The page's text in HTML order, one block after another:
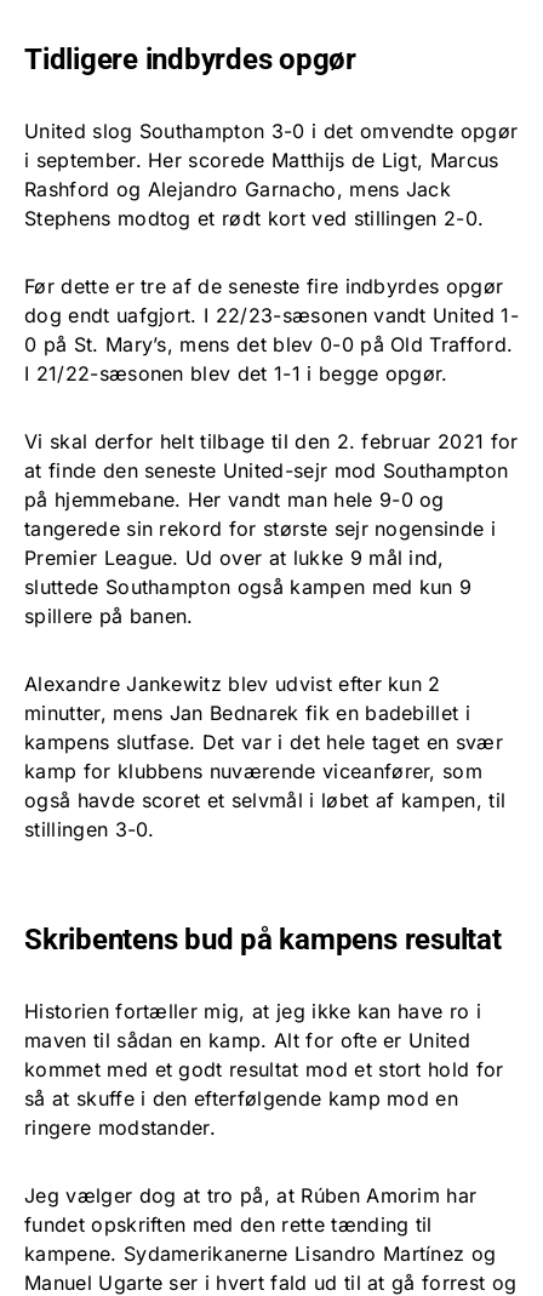
Tidligere indbyrdes opgør
United slog Southampton 3-0 i det omvendte opgør
i september. Her scorede Matthijs de Ligt, Marcus
Rashford og Alejandro Garnacho, mens Jack
Stephens modtog et rødt kort ved stillingen 2-0.
Før dette er tre af de seneste fire indbyrdes opgør
dog endt uafgjort. I 22/23-sæsonen vandt United 1-
0 på St. Mary’s, mens det blev 0-0 på Old Trafford.
I 21/22-sæsonen blev det 1-1 i begge opgør.
Vi skal derfor helt tilbage til den 2. februar 2021 for
at finde den seneste United-sejr mod Southampton
på hjemmebane. Her vandt man hele 9-0 og
tangerede sin rekord for største sejr nogensinde i
Premier League. Ud over at lukke 9 mål ind,
sluttede Southampton også kampen med kun 9
spillere på banen.
Alexandre Jankewitz blev udvist efter kun 2
minutter, mens Jan Bednarek fik en badebillet i
kampens slutfase. Det var i det hele taget en svær
kamp for klubbens nuværende viceanfører, som
også havde scoret et selvmål i løbet af kampen, til
stillingen 3-0.
Skribentens bud på kampens resultat
Historien fortæller mig, at jeg ikke kan have ro i
maven til sådan en kamp. Alt for ofte er United
kommet med et godt resultat mod et stort hold for
så at skuffe i den efterfølgende kamp mod en
ringere modstander.
Jeg vælger dog at tro på, at Rúben Amorim har
fundet opskriften med den rette tænding til
kampene. Sydamerikanerne Lisandro Martínez og
Manuel Ugarte ser i hvert fald ud til at gå forrest og